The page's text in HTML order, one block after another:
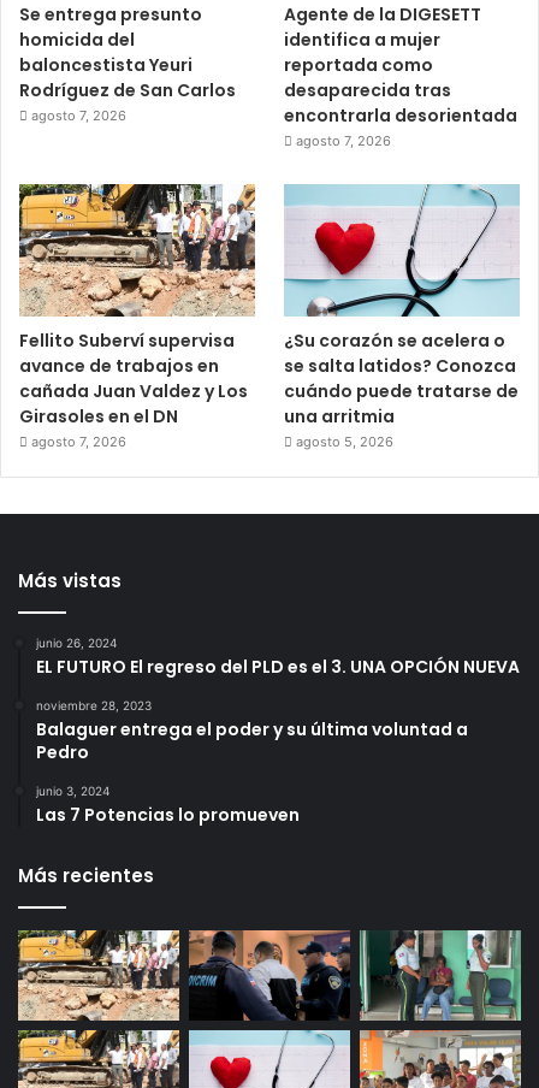
Se entrega presunto
homicida del
baloncestista Yeuri
Rodríguez de San Carlos
agosto 7, 2026
Agente de la DIGESETT
identifica a mujer
reportada como
desaparecida tras
encontrarla desorientada
agosto 7, 2026
Fellito Suberví supervisa
avance de trabajos en
cañada Juan Valdez y Los
Girasoles en el DN
agosto 7, 2026
¿Su corazón se acelera o
se salta latidos? Conozca
cuándo puede tratarse de
una arritmia
agosto 5, 2026
Más vistas
junio 26, 2024
EL FUTURO El regreso del PLD es el 3. UNA OPCIÓN NUEVA
noviembre 28, 2023
Balaguer entrega el poder y su última voluntad a
Pedro
junio 3, 2024
Las 7 Potencias lo promueven
Más recientes